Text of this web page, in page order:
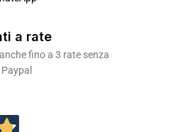
a rate
fino a 3 rate senza